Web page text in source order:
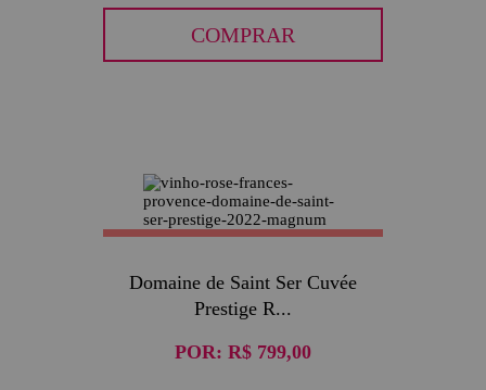
COMPRAR
Domaine de Saint Ser Cuvée
Prestige R...
POR: R$ 799,00